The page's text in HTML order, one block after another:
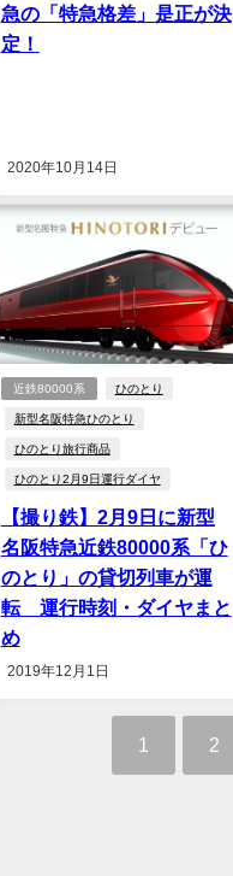
急の「特急格差」是正が決
定！
2020年10月14日
近鉄80000系 ひのとり
新型名阪特急ひのとり
ひのとり旅行商品
ひのとり2月9日運行ダイヤ
【撮り鉄】2月9日に新型
名阪特急近鉄80000系「ひ
のとり」の貸切列車が運
転 運行時刻・ダイヤまと
め
2019年12月1日
1 2